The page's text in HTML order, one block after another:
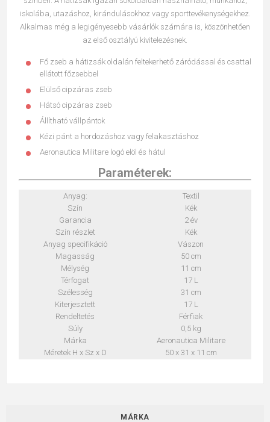
iskolába, utazáshoz, kirándulásokhoz vagy sporttevékenységekhez.
Alkalmas még a legigényesebb vásárlók számára is, köszönhetően
az első osztályú kivitelezésnek.
Fő zseb a hátizsák oldalán feltekerhető záródással és csattal
ellátott főzsebbel
Elülső cipzáras zseb
Hátsó cipzáras zseb
Állítható vállpántok
Kézi pánt a hordozáshoz vagy felakasztáshoz
Aeronautica Militare logó elöl és hátul
Paraméterek:
Anyag:
Textil
Szín
Kék
Garancia
2 év
Szín részlet
Kék
Anyag specifikáció
Vászon
Magasság
50 cm
Mélység
11 cm
Térfogat
17 L
Szélesség
31 cm
Kiterjesztett
17 L
Rendeltetés
Férfiak
Súly
0,5 kg
Márka
Aeronautica Militare
Méretek H x Sz x D
50 x 31 x 11 cm
MÁRKA